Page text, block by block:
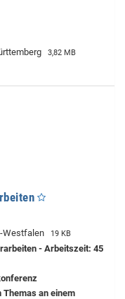
3,82 MB
Westfalen 19 KB
- Arbeitszeit: 45
Themas an einem